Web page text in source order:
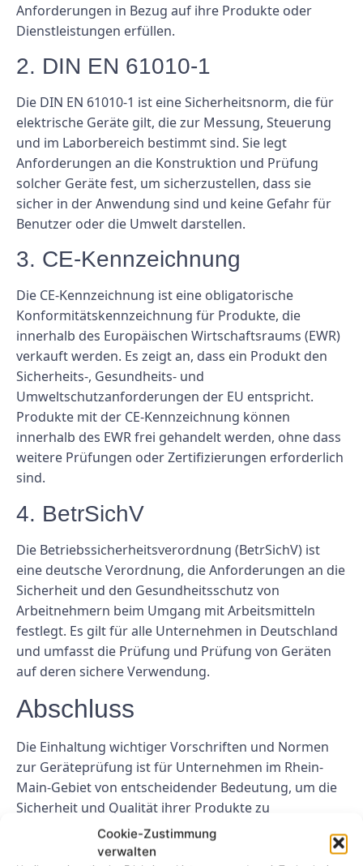
Cookie-Zustimmung
verwalten
Anforderungen in Bezug auf ihre Produkte oder
Dienstleistungen erfüllen.
2. DIN EN 61010-1
Die DIN EN 61010-1 ist eine Sicherheitsnorm, die für
elektrische Geräte gilt, die zur Messung, Steuerung
und im Laborbereich bestimmt sind. Sie legt
Anforderungen an die Konstruktion und Prüfung
solcher Geräte fest, um sicherzustellen, dass sie
sicher in der Anwendung sind und keine Gefahr für
Benutzer oder die Umwelt darstellen.
3. CE-Kennzeichnung
Die CE-Kennzeichnung ist eine obligatorische
Konformitätskennzeichnung für Produkte, die
innerhalb des Europäischen Wirtschaftsraums (EWR)
verkauft werden. Es zeigt an, dass ein Produkt den
Sicherheits-, Gesundheits- und
Umweltschutzanforderungen der EU entspricht.
Produkte mit der CE-Kennzeichnung können
innerhalb des EWR frei gehandelt werden, ohne dass
weitere Prüfungen oder Zertifizierungen erforderlich
sind.
4. BetrSichV
Die Betriebssicherheitsverordnung (BetrSichV) ist
eine deutsche Verordnung, die Anforderungen an die
Sicherheit und den Gesundheitsschutz von
Arbeitnehmern beim Umgang mit Arbeitsmitteln
festlegt. Es gilt für alle Unternehmen in Deutschland
und umfasst die Prüfung und Prüfung von Geräten
auf deren sichere Verwendung.
Abschluss
Die Einhaltung wichtiger Vorschriften und Normen
zur Geräteprüfung ist für Unternehmen im Rhein-
Main-Gebiet von entscheidender Bedeutung, um die
Sicherheit und Qualität ihrer Produkte zu
gewährleisten. Durch die Einhaltung von Normen wie
DIN EN ISO 9001, DIN EN 61010-1, CE-Kennzeichnung